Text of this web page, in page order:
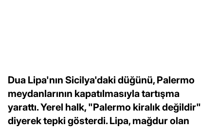
Dua Lipa'nın Sicilya'daki düğünü, Palermo
meydanlarının kapatılmasıyla tartışma
yarattı. Yerel halk, "Palermo kiralık değildir"
diyerek tepki gösterdi. Lipa, mağdur olan